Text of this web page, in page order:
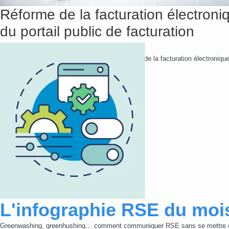
Réforme de la facturation
du portail public de facturation
Après deux reports, la réforme de généralisation de la facturation
faute de temps et de budget,...
Lire cette actualité
L'infographie RSE du
Greenwashing, greenhushing… comment communiquer RSE sans se mettre